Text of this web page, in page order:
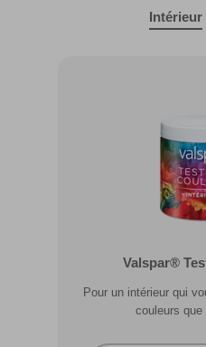
Intérieur
Valspar®
Pour un intérieur qui
couleurs que
Valspar® Pro
Résiste aux fissures et